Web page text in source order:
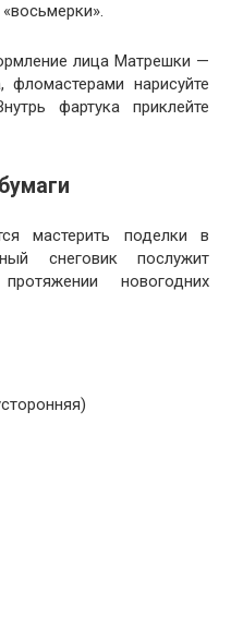
лица Матрешки —
фломастерами нарисуйте
фартука приклейте
мастерить поделки в
снеговик послужит
новогодних